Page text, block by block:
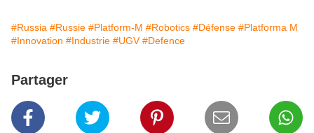
#Russia #Russie #Platform-M #Robotics #Défense #Platforma M
#Innovation #Industrie #UGV #Defence
Partager